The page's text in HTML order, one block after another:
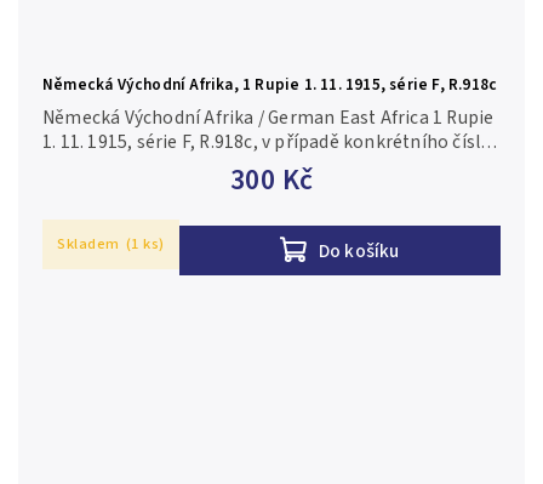
Německá Východní Afrika, 1 Rupie 1. 11. 1915, série F, R.918c
300 Kč
Do košíku
Německá Východní Afrika / German East Africa 1 Rupie
1. 11. 1915, série F, R.918c, v případě konkrétního čísla
je foto pouze ilustrační 2/VF
Skladem (1 ks)